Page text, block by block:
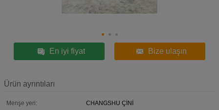
En iyi fiyat Bize ulaşın
Ürün ayrıntıları
Menşe yeri:
CHANGSHU ÇİNİ